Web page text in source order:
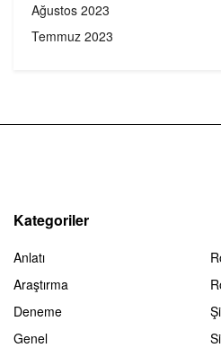
Ağustos 2023
Temmuz 2023
Kategoriler
Anlatı
Araştırma
Deneme
Genel